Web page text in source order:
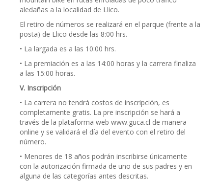
aledañas a la localidad de Llico.
El retiro de números se realizará en el parque (frente a la
posta) de Llico desde las 8:00 hrs.
• La largada es a las 10:00 hrs.
• La premiación es a las 14:00 horas y la carrera finaliza
a las 15:00 horas.
V. Inscripción
• La carrera no tendrá costos de inscripción, es
completamente gratis. La pre inscripción se hará a
través de la plataforma web www.guca.cl de manera
online y se validará el día del evento con el retiro del
número.
• Menores de 18 años podrán inscribirse únicamente
con la autorización firmada de uno de sus padres y en
alguna de las categorías antes descritas.